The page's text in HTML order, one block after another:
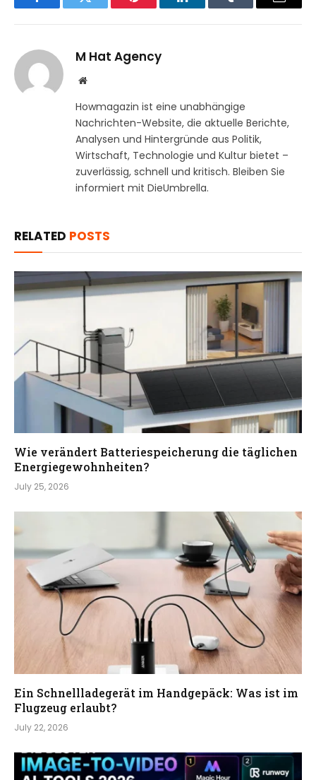
FacebookTwitter Pinterest LinkedInTumblr Email
M Hat Agency
Website
Howmagazin ist eine unabhängige
Nachrichten-Website, die aktuelle Berichte,
Analysen und Hintergründe aus Politik,
Wirtschaft, Technologie und Kultur bietet –
zuverlässig, schnell und kritisch. Bleiben Sie
informiert mit DieUmbrella.
RELATED POSTS
Wie verändert Batteriespeicherung die täglichen
Energiegewohnheiten?
July 25, 2026
Ein Schnellladegerät im Handgepäck: Was ist im
Flugzeug erlaubt?
July 22, 2026